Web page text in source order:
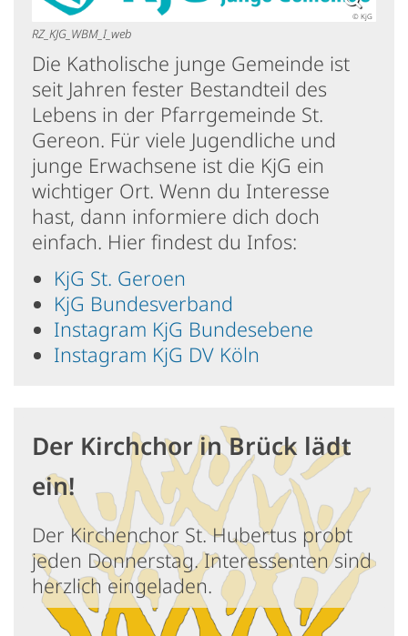
© KjG
RZ_KJG_WBM_I_web
Die Katholische junge Gemeinde ist
seit Jahren fester Bestandteil des
Lebens in der Pfarrgemeinde St.
Gereon. Für viele Jugendliche und
junge Erwachsene ist die KjG ein
wichtiger Ort. Wenn du Interesse
hast, dann informiere dich doch
einfach. Hier findest du Infos:
KjG St. Geroen
KjG Bundesverband
Instagram KjG Bundesebene
Instagram KjG DV Köln
Der Kirchchor in Brück lädt
ein!
Der Kirchenchor St. Hubertus probt
jeden Donnerstag. Interessenten sind
herzlich eingeladen.